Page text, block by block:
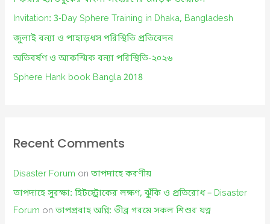
o
r
Invitation: 3-Day Sphere Training in Dhaka, Bangladesh
জুলাই বন্যা ও পাহাড়ধস পরিস্থিতি প্রতিবেদন
অতিবর্ষণ ও আকস্মিক বন্যা পরিস্থিতি-২০২৬
Sphere Hank book Bangla 2018
Recent Comments
Disaster Forum onতাপদাহে করণীয়
তাপদাহে সুরক্ষা: হিটস্ট্রোকের লক্ষণ, ঝুঁকি ও প্রতিরোধ – Disaster
Forum onতাপপ্রবাহ অগ্নি: তীব্র গরমে সকল শিশুর যত্ন